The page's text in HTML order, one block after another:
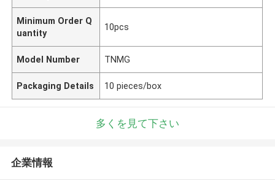
Minimum Order Q
uantity
10pcs
Model Number TNMG
Packaging Details 10 pieces/box
多くを見て下さい
企業情報